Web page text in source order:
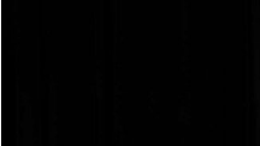
‘Coses